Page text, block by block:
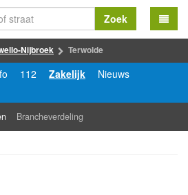
Zoek
Nijbroek Terwolde
112 Zakelijk
Nieuws
Brancheverdeling